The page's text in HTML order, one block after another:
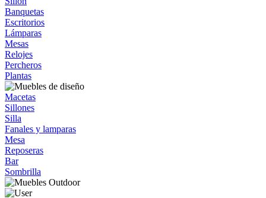
Banquetas
Escritorios
Lámparas
Mesas
Relojes
Percheros
Plantas
Macetas
Sillones
Silla
Fanales y lamparas
Mesa
Reposeras
Bar
Sombrilla